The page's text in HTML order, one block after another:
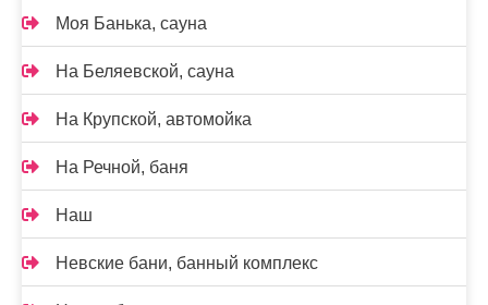
Моя Банька, сауна
На Беляевской, сауна
На Крупской, автомойка
На Речной, баня
Наш
Невские бани, банный комплекс